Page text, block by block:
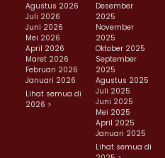
Agustus 2026
Juli 2026
Juni 2026
Mei 2026
April 2026
Maret 2026
Februari 2026
Januari 2026
Lihat semua di
2026 >
Desember
2025
November
2025
Oktober 2025
September
2025
Agustus 2025
Juli 2025
Juni 2025
Mei 2025
April 2025
Januari 2025
Lihat semua di